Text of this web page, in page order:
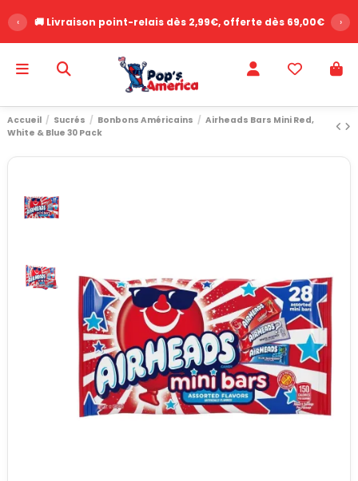
‹ 🚚 Livraison point-relais dès 2,99€, offerte dès 69,00€ ›
Accueil Sucrés Bonbons Américains
Airheads Bars Mini Red,
White & Blue 30 Pack